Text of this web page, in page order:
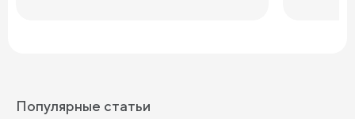
Популярные статьи